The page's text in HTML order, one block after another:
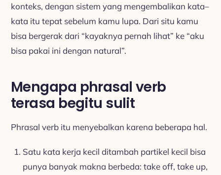
konteks, dengan sistem yang mengembalikan kata–
kata itu tepat sebelum kamu lupa. Dari situ kamu
bisa bergerak dari “kayaknya pernah lihat” ke “aku
bisa pakai ini dengan natural”.
Mengapa phrasal verb
terasa begitu sulit
Phrasal verb itu menyebalkan karena beberapa hal.
Satu kata kerja kecil ditambah partikel kecil bisa
punya banyak makna berbeda: take off, take up,